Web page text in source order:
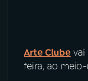
Arte Clube vai
feira, ao